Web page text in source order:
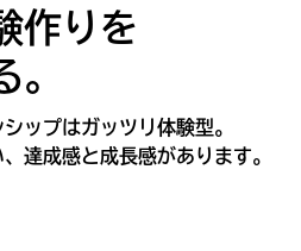
作りを
。
ップはガッツリ体験型。
達成感と成長感があります。